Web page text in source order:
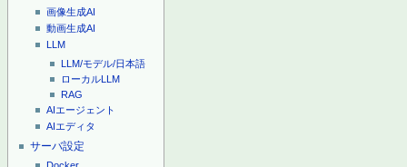
画像生成AI
動画生成AI
LLM
LLM/モデル/日本語
ローカルLLM
RAG
AIエージェント
AIエディタ
サーバ設定